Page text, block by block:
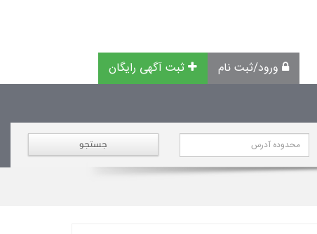
ورود/ثبت نام ثبت آگهی رایگان
جستجو